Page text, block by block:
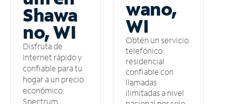
Shawa
no, WI
Disfruta de
Internet rápido y
confiable para tu
hogar a un precio
económico.
Spectrum
wano,
WI
Obtén un servicio
telefónico
residencial
confiable con
llamadas
ilimitadas a nivel